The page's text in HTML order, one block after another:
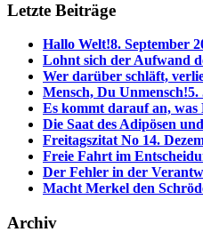
Letzte Beiträge
Hallo Welt!8. September
Lohnt sich der Aufwand
Wer darüber schläft,
Mensch, Du Unmensch!5.
Es kommt darauf an, was
Die Saat des Adipösen
Freitagszitat No 14.
Freie Fahrt im
Der Fehler in der
Macht Merkel den
Archiv